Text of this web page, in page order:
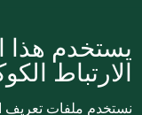
يستخدم هذا
الارتباط
نستخدم ملفات تعريف